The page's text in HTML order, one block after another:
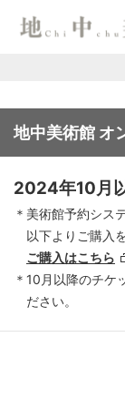
地中美術館 オ
2024年10月
美術館予約シス
以下よりご購入
ご購入はこちら
10月以降のチケ
ださい。